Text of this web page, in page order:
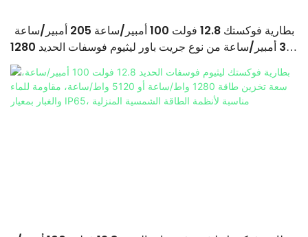
بطارية فوكستك 12.8 فولت 100 أمبير/ساعة 205 أمبير/ساعة
314 أمبير/ساعة من نوع جريت باور ليثيوم فوسفات الحديد 1280
واط/ساعة - 5120 واط/ساعة، مقاومة للماء والغبار بمعيار
IP65، بطارية تخزين طاقة